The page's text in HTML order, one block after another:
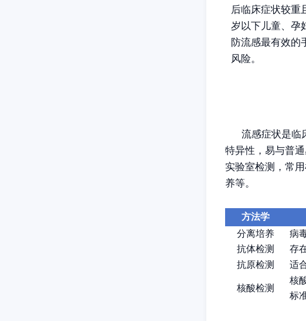
后临床症状较重
岁以下儿童、孕
防流感最有效的
风险。
流感症状是临
特异性，易与普
实验室检测，常
养等。
方法学
分离培养
病
抗体检测
存
抗原检测
适
核酸检测
核
标